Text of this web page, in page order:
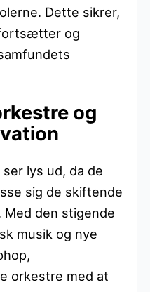
Dette sikrer,
og
og
lys ud, da de
sig de skiftende
Med den stigende
musik og nye
orkestre med at